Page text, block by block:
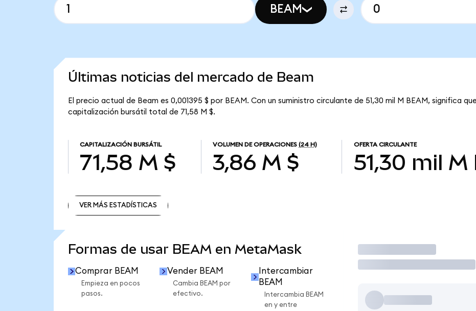
BEAM
Últimas noticias del mercado de Beam
El precio actual de Beam es 0,001395 $ por BEAM. Con un suministro circulante de 51,30 mil M BEAM, significa
capitalización bursátil total de 71,58 M $.
CAPITALIZACIÓN BURSÁTIL
71,58 M $
VOLUMEN DE OPERACIONES (24 H)
3,86 M $
OFERTA CIRCULANTE
51,30 mil M
VER MÁS ESTADÍSTICAS
Formas de usar BEAM en MetaMask
Comprar BEAM
Empieza en pocos
pasos.
Vender BEAM
Cambia BEAM por
efectivo.
Intercambiar
BEAM
Intercambia BEAM
en y entre
Operar